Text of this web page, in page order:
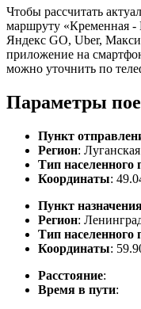
Чтобы рассчитать
маршруту «Кременная -
Яндекс GO, Uber,
приложение на
можно уточнить по
Параметры
Пункт
Регион:
Тип населенного
Координаты:
Пункт
Регион:
Тип населенного
Координаты:
Расстояние:
Время в пути: